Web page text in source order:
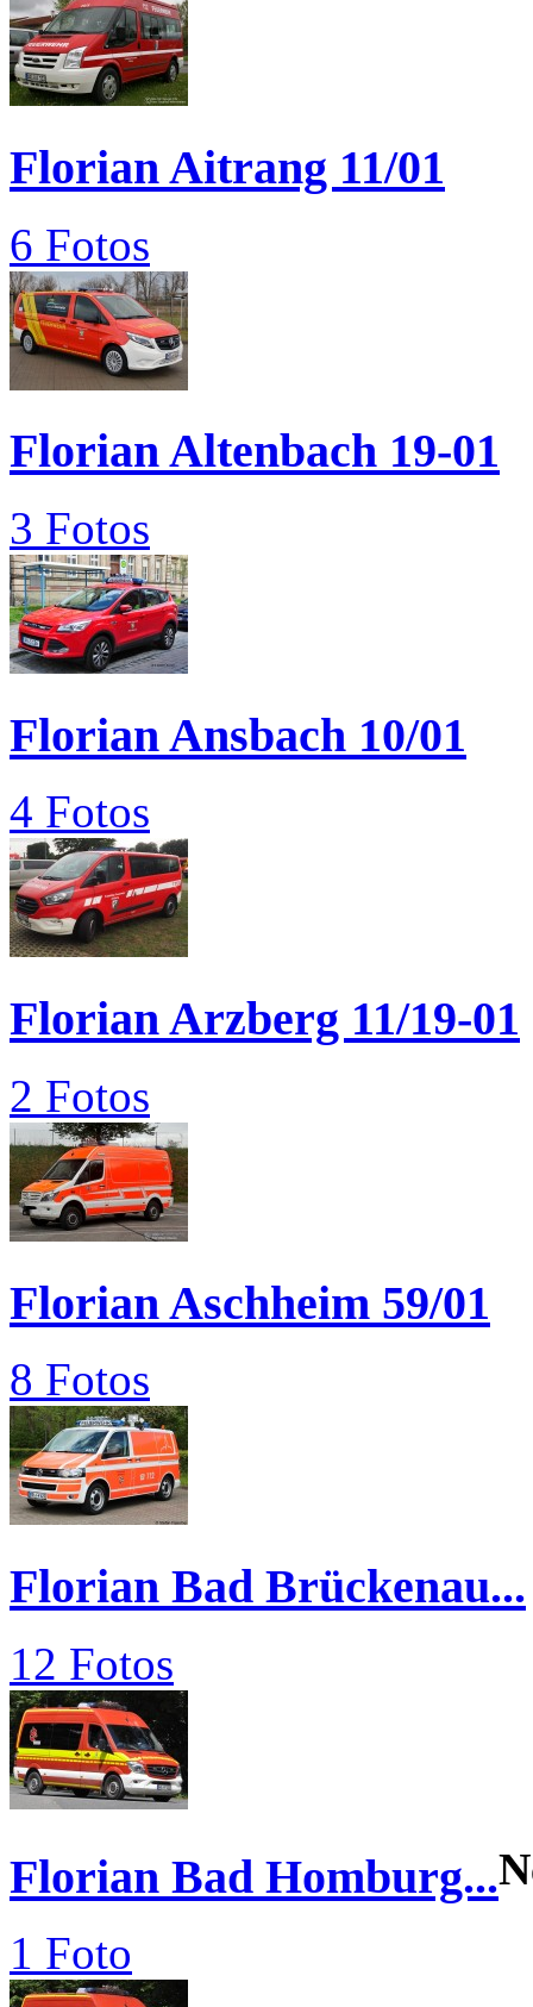
Florian Aitrang 11/01
6 Fotos
Florian Altenbach 19-01
3 Fotos
Florian Ansbach 10/01
4 Fotos
Florian Arzberg 11/19-01
2 Fotos
Florian Aschheim 59/01
8 Fotos
Florian Bad Brückenau...
12 Fotos
Florian Bad Homburg...
1 Foto